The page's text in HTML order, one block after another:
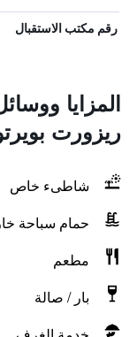
رقم مكتب الاستقبال
المزايا
ريزورت
شاطىء خاص
حمام سباحة
مطعم
بار / صالة